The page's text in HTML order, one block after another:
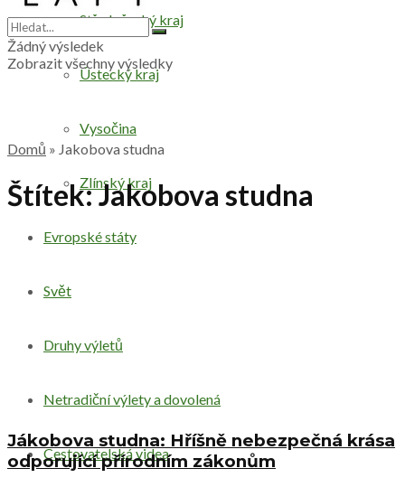
Středočeský kraj
Ústecký kraj
Vysočina
Zlínský kraj
Evropské státy
Svět
Druhy výletů
Netradiční výlety a dovolená
Cestovatelská videa
Žádný výsledek
Zobrazit všechny výsledky
Domů » Jakobova studna
Štítek:Jakobova studna
Jákobova studna: Hříšně nebezpečná krása
odporující přírodním zákonům